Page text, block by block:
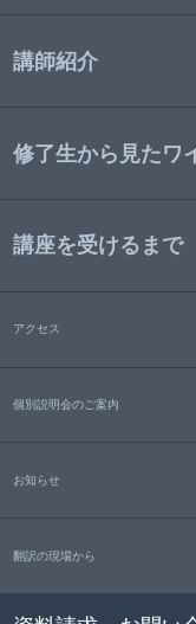
講師紹介
修了生から見たワ
講座を受けるまで
アクセス
個別説明会のご案内
お知らせ
翻訳の現場から